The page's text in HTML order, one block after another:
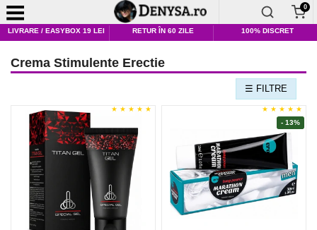
0
LIVRARE / EASYBOX 19 LEI RETUR ÎN 60 ZILE 100% DISCRET
Crema Stimulente Erectie
☰ FILTRE
- 13%